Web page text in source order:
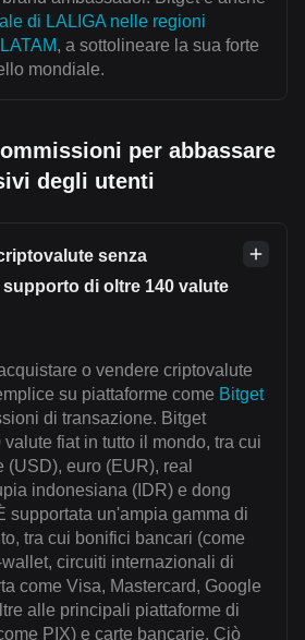
di LALIGA nelle regioni
, a sottolineare la sua forte
mondiale.
per abbassare
degli utenti
senza
di oltre 140 valute
o vendere criptovalute
su piattaforme come Bitget
di transazione. Bitget
fiat in tutto il mondo, tra cui
euro (EUR), real
indonesiana (IDR) e dong
supportata un'ampia gamma di
tra cui bonifici bancari (come
circuiti internazionali di
come Visa, Mastercard, Google
alle principali piattaforme di
PIX) e carte bancarie. Ciò